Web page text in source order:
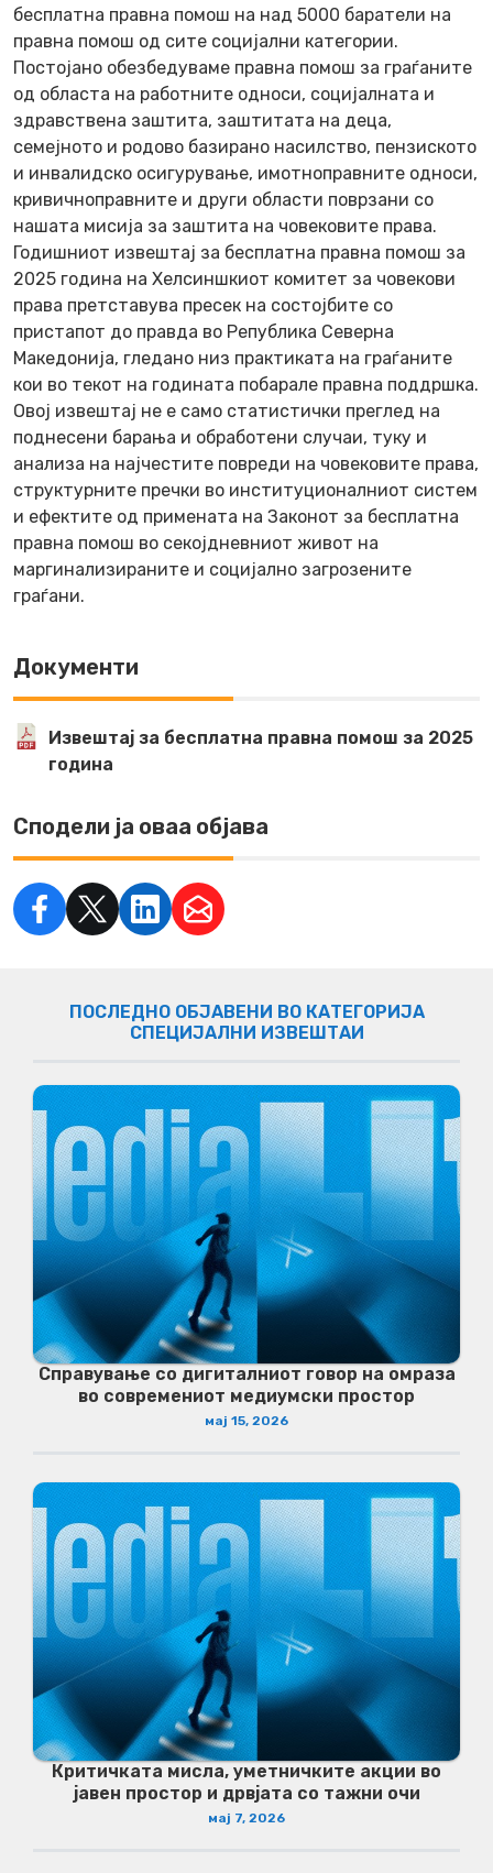
бесплатна правна помош на над 5000 баратели на
правна помош од сите социјални категории.
Постојано обезбедуваме правна помош за граѓаните
од областа на работните односи, социјалната и
здравствена заштита, заштитата на деца,
семејното и родово базирано насилство, пензиското
и инвалидско осигурување, имотноправните односи,
кривичноправните и други области поврзани со
нашата мисија за заштита на човековите права.
Годишниот извештај за бесплатна правна помош за
2025 година на Хелсиншкиот комитет за човекови
права претставува пресек на состојбите со
пристапот до правда во Република Северна
Македонија, гледано низ практиката на граѓаните
кои во текот на годината побарале правна поддршка.
Овој извештај не е само статистички преглед на
поднесени барања и обработени случаи, туку и
анализа на најчестите повреди на човековите права,
структурните пречки во институционалниот систем
и ефектите од примената на Законот за бесплатна
правна помош во секојдневниот живот на
маргинализираните и социјално загрозените
граѓани.
Документи
Извештај за бесплатна правна помош за 2025
година
Сподели ја оваа објава
ПОСЛЕДНО ОБЈАВЕНИ ВО КАТЕГОРИЈА
СПЕЦИЈАЛНИ ИЗВЕШТАИ
Справување со дигиталниот говор на омраза
во современиот медиумски простор
мај 15, 2026
Критичката мисла, уметничките акции во
јавен простор и дрвјата со тажни очи
мај 7, 2026